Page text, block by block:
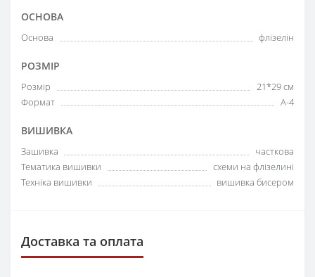
ОСНОВА
Основа флізелін
РОЗМІР
Розмір
21*29 см
Формат
А-4
ВИШИВКА
Зашивка
часткова
Тематика вишивки
схеми на флізелині
Техніка вишивки
вишивка бисером
Доставка та оплата